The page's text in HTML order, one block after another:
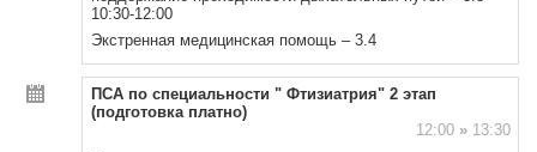
10:30-12:00
Экстренная медицинская помощь – 3.4
ПСА по специальности " Фтизиатрия" 2 этап
(подготовка платно)
12:00 »13:30